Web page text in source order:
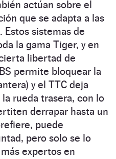
actúan sobre el
que se adapta a las
Estos sistemas de
la gama Tiger, y en
libertad de
permite bloquear la
y el TTC deja
rueda trasera, con lo
derrapar hasta un
puede
pero solo se lo
expertos en